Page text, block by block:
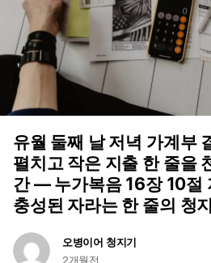
유월 둘째 날 저녁 가계부
펼치고 작은 지출 한 줄을
간 — 누가복음 16장 10절
충성된 자라는 한 줄의 청
오병이어 청지기
2개월전